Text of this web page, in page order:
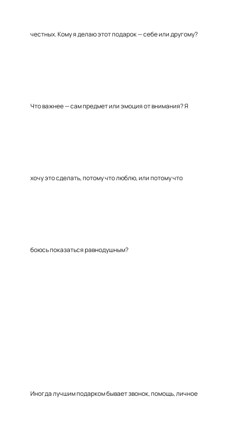
честных. Кому я делаю этот подарок — себе или другому?
Что важнее — сам предмет или эмоция от внимания? Я
хочу это сделать, потому что люблю, или потому что
боюсь показаться равнодушным?
Иногда лучшим подарком бывает звонок, помощь, личное